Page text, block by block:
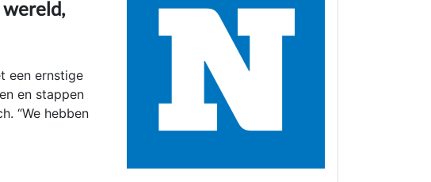
wereld,
een ernstige
en stappen
“We hebben